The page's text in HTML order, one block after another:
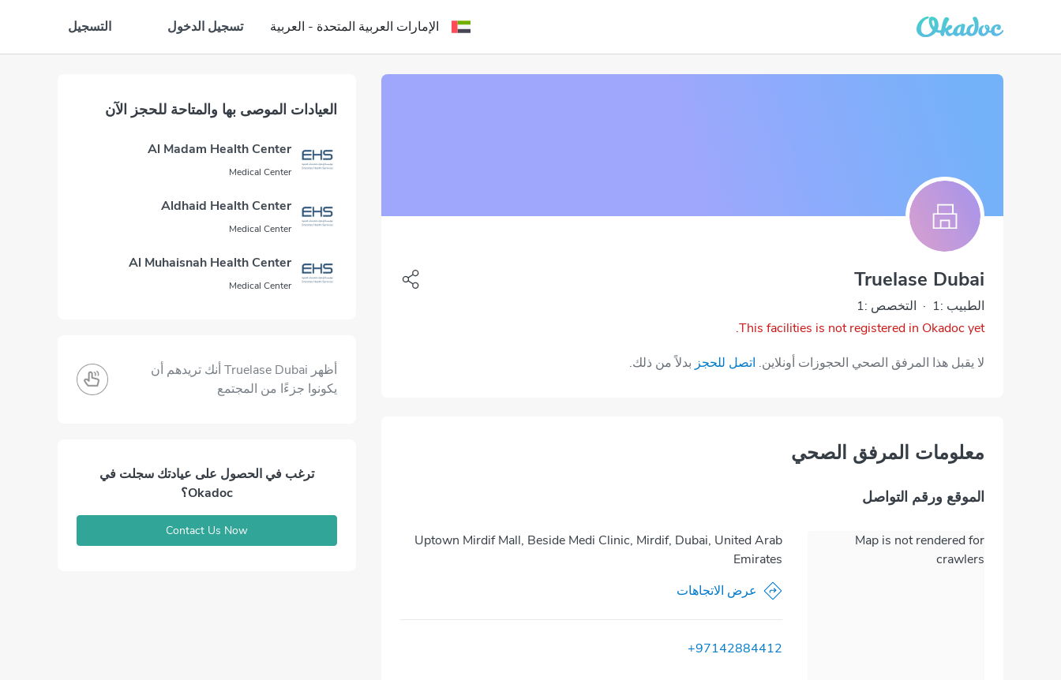
الإمارات العربية المتحدة - العربية تسجيل الدخول التسجيل
Truelase Dubai
الطبيب :1 · التخصص :1
This facilities is not registered in Okadoc yet.
لا يقبل هذا المرفق الصحي الحجوزات أونلاين. اتصل للحجز بدلاً من ذلك.
معلومات المرفق الصحي
الموقع ورقم التواصل
Map is not rendered for
crawlers
Uptown Mirdif Mall, Beside Medi Clinic, Mirdif, Dubai, United Arab
Emirates
عرض الاتجاهات
+97142884412
العيادات الموصى بها والمتاحة للحجز الآن
Al Madam Health Center
Medical Center
Aldhaid Health Center
Medical Center
Al Muhaisnah Health Center
Medical Center
أظهر Truelase Dubai أنك تريدهم أن
يكونوا جزءًا من المجتمع
ترغب في الحصول على عيادتك سجلت في
Okadoc؟
Contact Us Now